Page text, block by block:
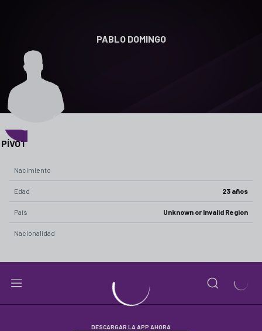
PABLO DOMINGO
0
POSICIÓN
PÍVOT
Nacimiento
Edad 23 años
País Unknown or Invalid Region
Nacionalidad
DESCARGAR LA APP AHORA